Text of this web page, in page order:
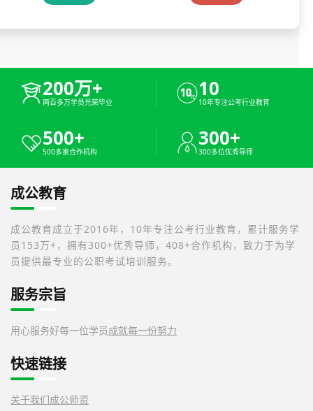
200万+
两百多万学员光荣毕业
10
10年专注公考行业教育
500+
500多家合作机构
300+
300多位优秀导师
成公教育
成公教育成立于2016年，10年专注公考行业教育，累计服务学
员153万+，拥有300+优秀导师，408+合作机构，致力于为学
员提供最专业的公职考试培训服务。
服务宗旨
用心服务好每一位学员成就每一份努力
快速链接
关于我们成公师资